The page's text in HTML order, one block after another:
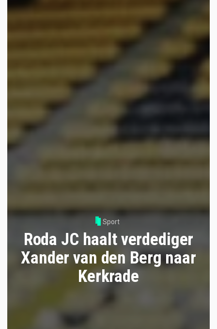
Sport
Roda JC haalt verdediger
Xander van den Berg naar
Kerkrade